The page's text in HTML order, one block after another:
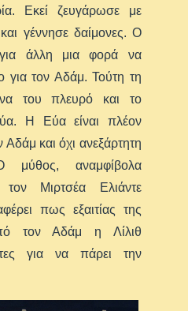
Εκεί ζευγάρωσε με
γέννησε δαίμονες. Ο
άλλη μια φορά να
για τον Αδάμ. Τούτη τη
του πλευρό και το
Η Εύα είναι πλέον
και όχι ανεξάρτητη
αναμφίβολα
τον Μιρτσέα Ελιάντε
πως εξαιτίας της
τον Αδάμ η Λίλιθ
για να πάρει την